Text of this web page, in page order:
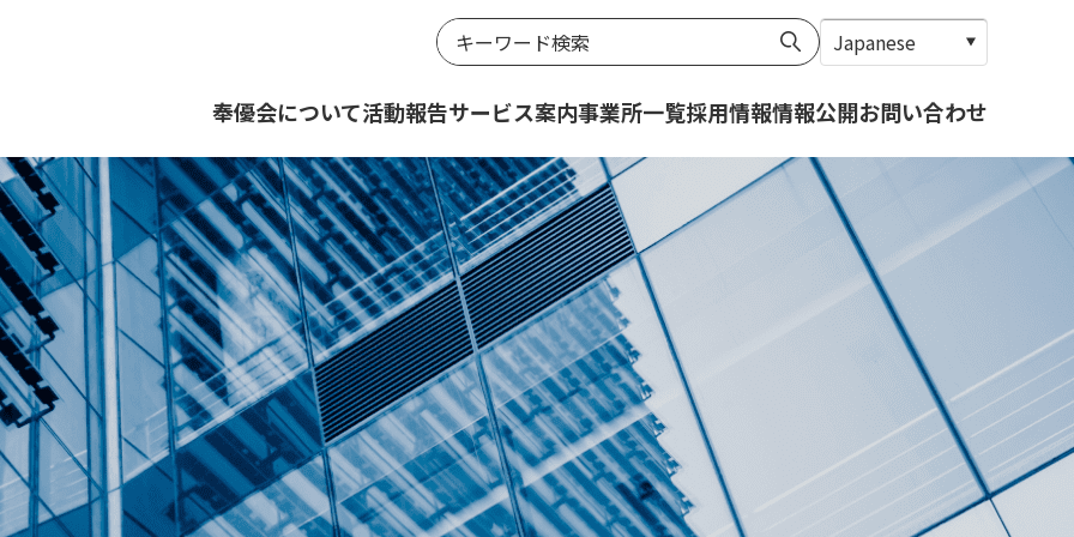
奉優会について活動報告サービス案内事業所一覧採用情報情報公開お問い合わせ